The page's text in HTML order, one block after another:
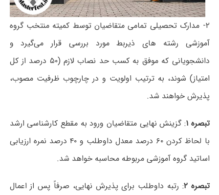
۲- مدارک تحصیلی تمامی متقاضیان توسط کمیته منتخب گروه
آموزشی رشته های ذیربط مورد بررسی قرار می‌گیرد و
دانشجویانی که موفق به کسب حد نصاب لازم (۵۰ درصد از کل
امتیاز) شوند، به ترتیب اولویت و در چارچوب ظرفیت مصوب،
پذیرش خواهند شد.
تبصره ۱ : گزینش نهایی متقاضیان ورود به مقطع کارشناسی ارشد
با لحاظ کردن ۶۰ درصد معدل داوطلب و ۴۰ درصد نمره ارزیابی
اساتید گروه آموزشی مربوطه محاسبه خواهد شد.
تبصره ۲ : رتبه داوطلب برای پذیرش نهایی، صرفاً پس از اعمال